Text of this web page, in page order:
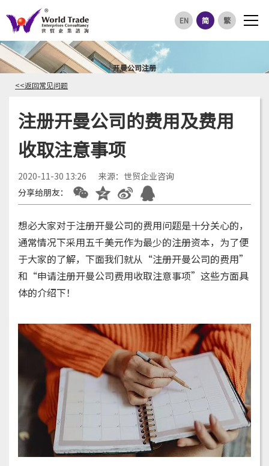
EN 简 繁
开曼公司注册
<<返回常见问题
注册开曼公司的费用及费用
收取注意事项
2020-11-30 13:26
来源：世贸企业咨询
分享给朋友：
想必大家对于注册开曼公司的费用问题是十分关心的，
通常情况下采用五千美元作为最少的注册资本，为了便
于大家的了解，下面我们就从“注册开曼公司的费用”
和“申请注册开曼公司费用收取注意事项”这些方面具
体的介绍下！